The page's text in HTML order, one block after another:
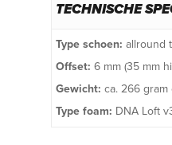
TECHNISCHE
Type schoen: allround
Offset: 6 mm (35 mm
Gewicht: ca. 266
Type foam: DNA Loft